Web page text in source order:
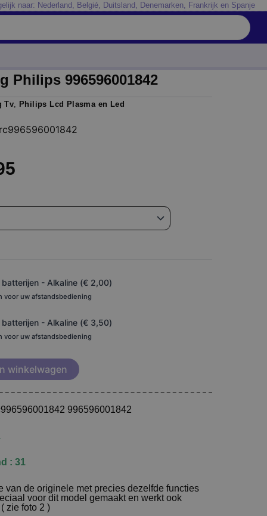
naar: Nederland, Belgié, Duitsland, Denemarken, Frankrijk en Spanje
Philips 996596001842
Tv, Philips Lcd Plasma en Led
tot
- Alkaline (€ 2,00)
voor uw afstandsbediening
- Alkaline (€ 3,50)
voor uw afstandsbediening
winkelwagen
996596001842
: 31
van de originele met precies dezelfde functies
voor dit model gemaakt en werkt ook
zie foto 2 )